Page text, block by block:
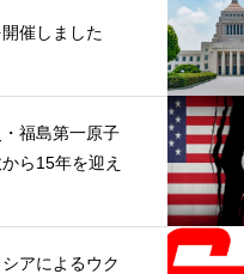
催しました
福島第一原子
ら15年を迎え
シアによるウク